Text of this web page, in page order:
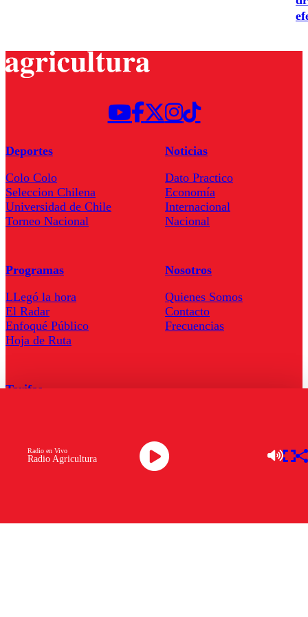
Radio Agricultura
Radio en Vivo
Deportes
Colo Colo
Seleccion Chilena
Universidad de Chile
Torneo Nacional
Noticias
Dato Practico
Economía
Internacional
Nacional
Programas
LLegó la hora
El Radar
Enfoqué Público
Hoja de Ruta
Nosotros
Quienes Somos
Contacto
Frecuencias
Tarifas
Descarga la APP